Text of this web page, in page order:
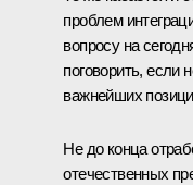
проблем
вопросу на
поговорить, если
важнейших
Не до конца
отечественных